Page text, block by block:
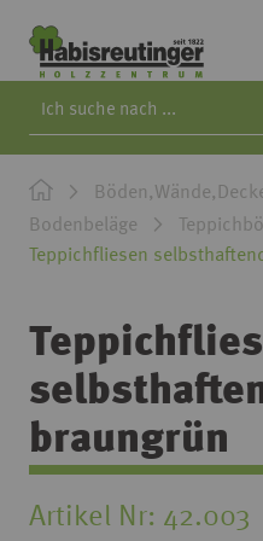
Bodenbeläge
Teppichfliesen
braungrün
Artikel Nr 42.003